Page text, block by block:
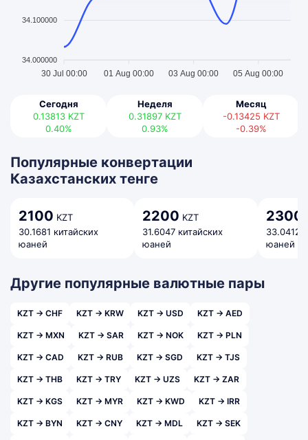
34.100000
34.000000
30 Jul 00:00 01 Aug 00:00 03 Aug 00:00 05 Aug 00:00
Сегодня
0.13813 KZT
0.40%
Неделя
0.31897 KZT
0.93%
Месяц
-0.13425 KZT
-0.39%
Популярные конвертации
Казахстанских тенге
2100 KZT
30.1681 китайских
юаней
2200 KZT
31.6047 китайских
юаней
2300
33.0412
юаней
Другие популярные валютные пары
KZT → CHF KZT → KRW KZT → USD KZT → AED
KZT → MXN KZT → SAR KZT → NOK KZT → PLN
KZT → CAD KZT → RUB KZT → SGD KZT → TJS
KZT → THB KZT → TRY KZT → UZS KZT → ZAR
KZT → KGS KZT → MYR KZT → KWD KZT → IRR
KZT → BYN KZT → CNY KZT → MDL KZT → SEK